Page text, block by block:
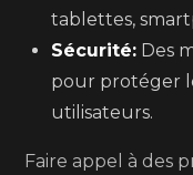
tablettes,
Sécurité: Des
pour protéger
utilisateurs.
Faire appel à des